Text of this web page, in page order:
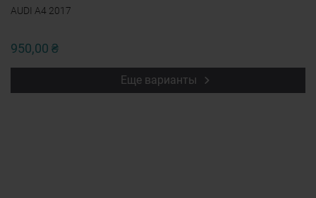
AUDI A4 2017
950,00 ₴
Еще варианты